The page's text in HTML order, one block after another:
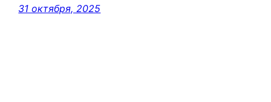
31 октября, 2025